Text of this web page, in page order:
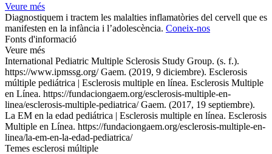
Veure més
Diagnostiquem i tractem les malalties inflamatòries del cervell que es
manifesten en la infància i l’adolescència. Coneix-nos
Fonts d'informació
Veure més
International Pediatric Multiple Sclerosis Study Group. (s. f.).
https://www.ipmssg.org/ Gaem. (2019, 9 diciembre). Esclerosis
múltiple pediátrica | Esclerosis multiple en línea. Esclerosis Multiple
en Línea. https://fundaciongaem.org/esclerosis-multiple-en-
linea/esclerosis-multiple-pediatrica/ Gaem. (2017, 19 septiembre).
La EM en la edad pediátrica | Esclerosis multiple en línea. Esclerosis
Multiple en Línea. https://fundaciongaem.org/esclerosis-multiple-en-
linea/la-em-en-la-edad-pediatrica/
Temes esclerosi múltiple